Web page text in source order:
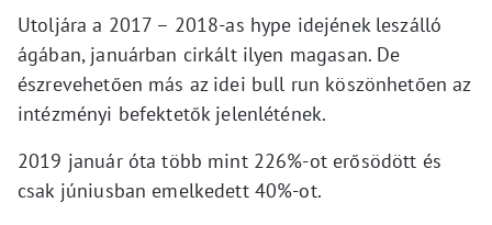
Utoljára a 2017 – 2018-as hype idejének leszálló
ágában, januárban cirkált ilyen magasan. De
észrevehetően más az idei bull run köszönhetően az
intézményi befektetők jelenlétének.
2019 január óta több mint 226%-ot erősödött és
csak júniusban emelkedett 40%-ot.